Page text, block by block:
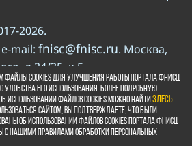
2026.
mail: fnisc@fnisc.ru. Москва,
д.24/35, к.5
материалов сайта ФНИСЦ
ссылку наwww.fnisc.ru.
справилами
файлы cookies для улучшения работы портала ФНИСЦ
удобства его использования. Более подробную
использовании файлов cookies можно найтиздесь.
сайтом, Вы подтверждаете, что были
об использовании файлов cookies портала ФНИСЦ
с нашими правилами обработки персональных